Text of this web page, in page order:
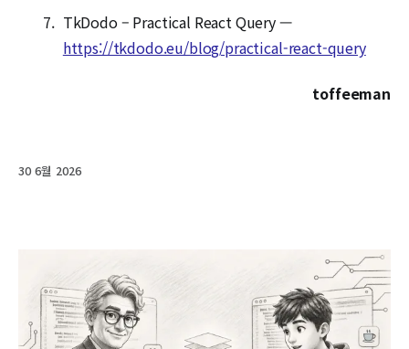
TkDodo – Practical React Query —
https://tkdodo.eu/blog/practical-react-query
toffeeman
30 6월 2026